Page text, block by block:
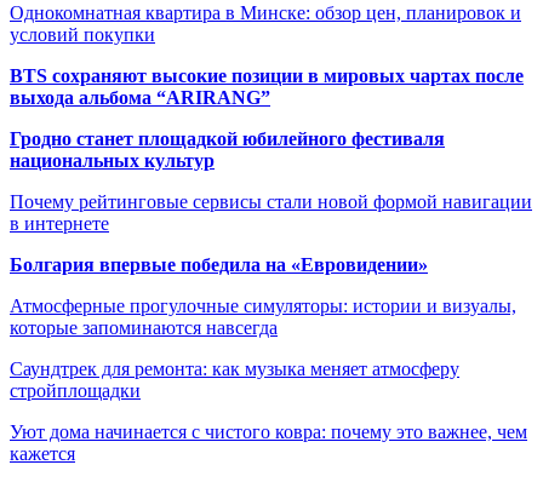
Однокомнатная квартира в Минске: обзор цен, планировок и
условий покупки
BTS сохраняют высокие позиции в мировых чартах после
выхода альбома “ARIRANG”
Гродно станет площадкой юбилейного фестиваля
национальных культур
Почему рейтинговые сервисы стали новой формой навигации
в интернете
Болгария впервые победила на «Евровидении»
Атмосферные прогулочные симуляторы: истории и визуалы,
которые запоминаются навсегда
Саундтрек для ремонта: как музыка меняет атмосферу
стройплощадки
Уют дома начинается с чистого ковра: почему это важнее, чем
кажется